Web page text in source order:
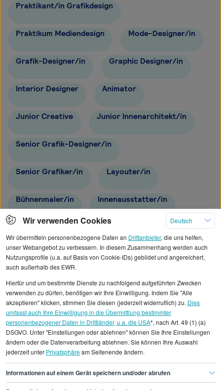
Praktikant/in Grafikdesign
Praktikum Mediendesign Mode-Designer/in
Grafik-Designer/in Graphic Designer/in
Interior Designer Animator
Junior Creative Junior Innenarchitekt/in
Senior Grafik-Designer/in
Senior Grafiker/in Layouter/in
Bühnenmaler/in Innenausstatter/in
Normzeichner/in Raumausstatter/in
Alle angezeigten Gehaltsdaten beruhen auf
statistischen Erhebungen durch StepStone. Es sind
Durchschnittswerte und die Angaben können nicht
einzelnen Stellenangeboten zugeordnet werden.
Gehaltsinformationen Design Raumaustatter/in
Wir verwenden Cookies
Deutsch
Wir übermitteln personenbezogene Daten an Drittanbieter, die uns helfen,
unser Webangebot zu verbessern. In diesem Zusammenhang werden auch
Nutzungsprofile (u.a. auf Basis von Cookie-IDs) gebildet und angereichert,
auch außerhalb des EWR.
Hierfür und um bestimmte Dienste zu nachfolgend aufgeführten Zwecken
verwenden zu dürfen, benötigen wir Ihre Einwilligung. Indem Sie "Alle
akzeptieren" klicken, stimmen Sie diesen (jederzeit widerruflich) zu. Dies
umfasst auch Ihre Einwilligung in die Übermittlung bestimmter
personenbezogener Daten in Drittländer, u.a. die USA*, nach Art. 49 (1) (a)
DSGVO. Unter "Einstellungen oder ablehnen" können Sie Ihre Einstellungen
ändern oder die Datenverarbeitung ablehnen. Sie können Ihre Auswahl
jederzeit unter Privatsphäream Seitenende ändern.
Informationen auf einem Gerät speichern und/oder abrufen